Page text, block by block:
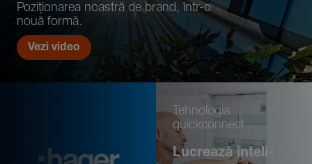
Pozi­țio­narea noastră de brand, într-o
nouă formă.
Vezi video
Tehno­logia
quickconnect
Lucrează inte­li­